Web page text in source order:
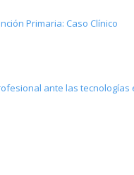
Primaria: Caso Clínico
ante las tecnologías